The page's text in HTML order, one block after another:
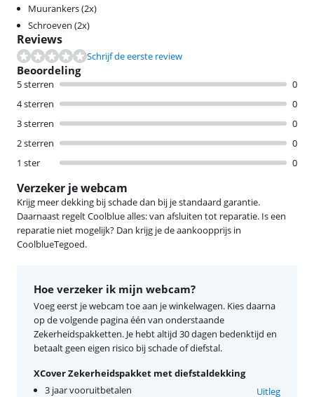
Muurankers (2x)
Schroeven (2x)
Reviews
Schrijf de eerste review
Beoordeling
5 sterren
0
4 sterren
0
3 sterren
0
2 sterren
0
1 ster
0
Verzeker je webcam
Krijg meer dekking bij schade dan bij je standaard garantie.
Daarnaast regelt Coolblue alles: van afsluiten tot reparatie. Is een
reparatie niet mogelijk? Dan krijg je de aankoopprijs in
CoolblueTegoed.
Hoe verzeker ik mijn webcam?
Voeg eerst je webcam toe aan je winkelwagen. Kies daarna
op de volgende pagina één van onderstaande
Zekerheidspakketten. Je hebt altijd 30 dagen bedenktijd en
betaalt geen eigen risico bij schade of diefstal.
XCover Zekerheidspakket met diefstaldekking
3 jaar vooruitbetalen
Uitleg